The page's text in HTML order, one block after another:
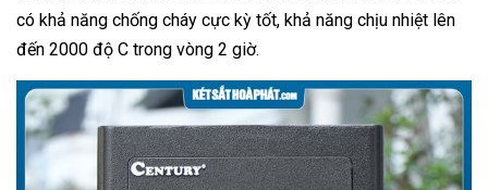
có khả năng chống cháy cực kỳ tốt, khả năng chịu nhiệt lên
đến 2000 độ C trong vòng 2 giờ.